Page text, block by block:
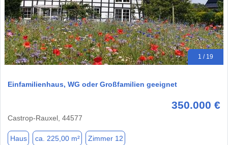
1 / 19
Einfamilienhaus, WG oder Großfamilien geeignet
350.000 €
Castrop-Rauxel, 44577
Haus ca. 225,00 m² Zimmer 12